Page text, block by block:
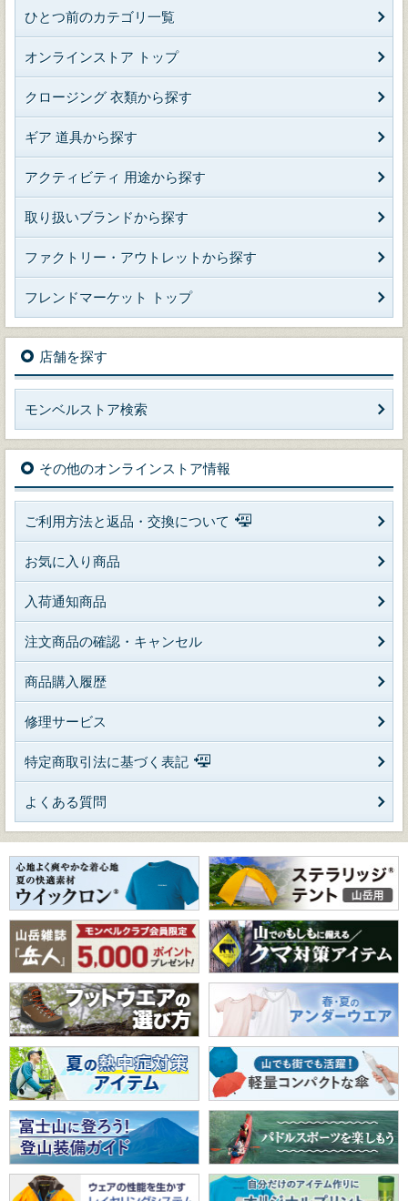
ひとつ前のカテゴリ一覧
オンラインストア トップ
クロージング 衣類から探す
ギア 道具から探す
アクティビティ 用途から探す
取り扱いブランドから探す
ファクトリー・アウトレットから探す
フレンドマーケット トップ
店舗を探す
モンベルストア検索
その他のオンラインストア情報
ご利用方法と返品・交換について
お気に入り商品
入荷通知商品
注文商品の確認・キャンセル
商品購入履歴
修理サービス
特定商取引法に基づく表記
よくある質問